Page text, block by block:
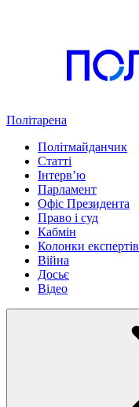
Політарена
Політмайданчик
Статті
Інтервʼю
Парламент
Офіс Президента
Право і суд
Кабмін
Колонки експертів
Війна
Досьє
Відео